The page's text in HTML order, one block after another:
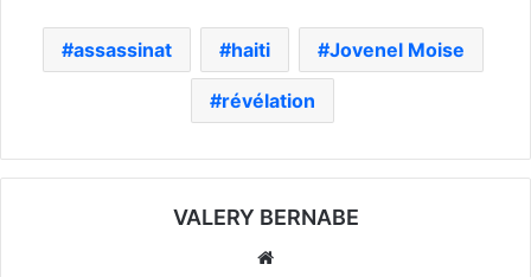
assassinat haiti Jovenel Moise
révélation
VALERY BERNABE